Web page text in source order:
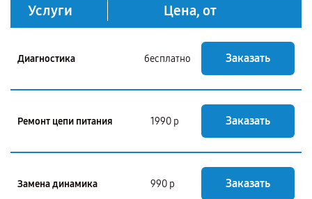
Услуги Цена, от
Диагностика бесплатно Заказать
Ремонт цепи питания 1990 р Заказать
Замена динамика 990 р Заказать